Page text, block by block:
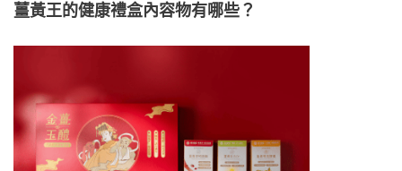
薑黃王的健康禮盒內容物有哪些？